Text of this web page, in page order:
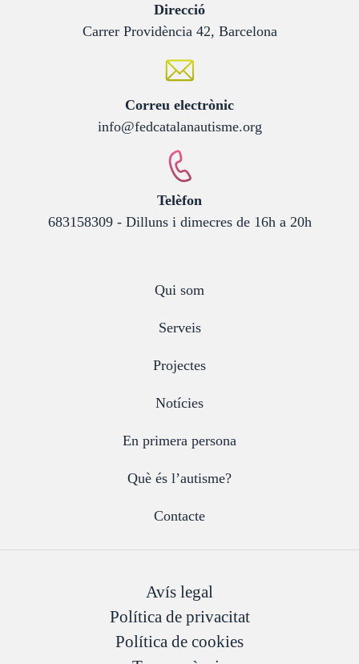
Direcció:
Carrer Providència 42, Barcelona
Correu electrònic:
info@fedcatalanautisme.org
Telèfon
683158309 - Dilluns i dimecres de 16h a 20h
Qui som
Serveis
Projectes
Notícies
En primera persona
Què és l’autisme?
Contacte
Avís legal
Política de privacitat
Política de cookies